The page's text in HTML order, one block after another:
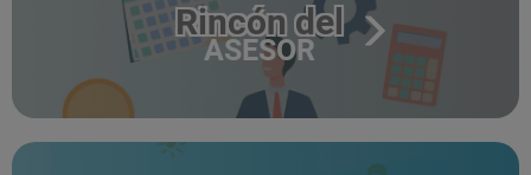
Rincón del
ASESOR